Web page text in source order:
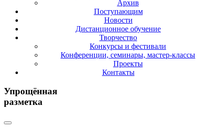
Архив
Поступающим
Новости
Дистанционное обучение
Творчество
Конкурсы и фестивали
Конференции, семинары, мастер-классы
Проекты
Контакты
Упрощённая
разметка